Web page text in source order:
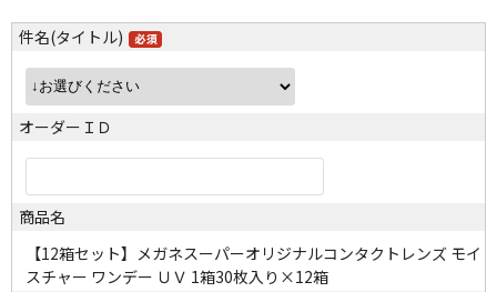
件名(タイトル)
オーダーＩＤ
商品名
【12箱セット】メガネスーパーオリジナルコンタクトレンズ モイ
スチャー ワンデー ＵＶ 1箱30枚入り×12箱